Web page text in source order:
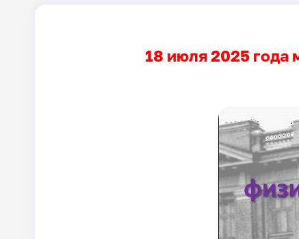
18 июля 2025 года